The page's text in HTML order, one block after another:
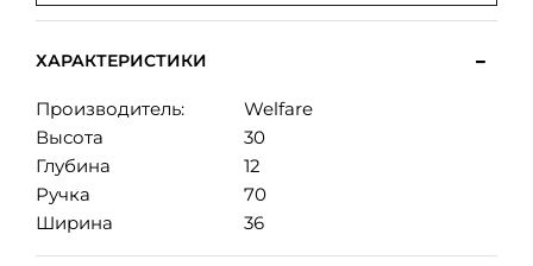
ХАРАКТЕРИСТИКИ
Производитель:
Welfare
Высота
30
Глубина
12
Ручка
70
Ширина
36